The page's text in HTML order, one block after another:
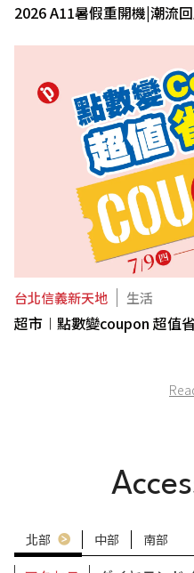
2026 A11暑假重開機|潮流
台北信義新天地 生活
超市︱點數變coupon 超值
北部 中部 南部